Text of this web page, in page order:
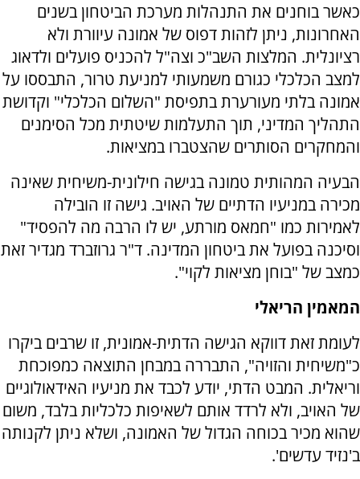
כאשר בוחנים את התנהלות מערכת הביטחון בשנים
האחרונות, ניתן לזהות דפוס של אמונה עיוורת ולא
רציונלית. המלצות השב"כ וצה"ל להכניס פועלים ולדאוג
למצב הכלכלי כגורם משמעותי למניעת טרור, התבססו על
אמונה בלתי מעורערת בתפיסת "השלום הכלכלי" וקדושת
התהליך המדיני, תוך התעלמות שיטתית מכל הסימנים
והמחקרים הסותרים שהצטברו במציאות.
הבעיה המהותית טמונה בגישה חילונית-משיחית שאינה
מכירה במניעיו הדתיים של האויב. גישה זו הובילה
לאמירות כמו "חמאס מורתע, יש לו הרבה מה להפסיד"
וסיכנה בפועל את ביטחון המדינה. ד"ר גרוזברד מגדיר זאת
כמצב של "בוחן מציאות לקוי".
המאמין הריאלי
לעומת זאת דווקא הגישה הדתית-אמונית, זו שרבים ביקרו
כ"משיחית והזויה", התבררה במבחן התוצאה כמפוכחת
וריאלית. המבט הדתי, יודע לכבד את מניעיו האידאולוגיים
של האויב, ולא לרדד אותם לשאיפות כלכליות בלבד, משום
שהוא מכיר בכוחה הגדול של האמונה, ושלא ניתן לקנותה
ב'נזיד עדשים'.